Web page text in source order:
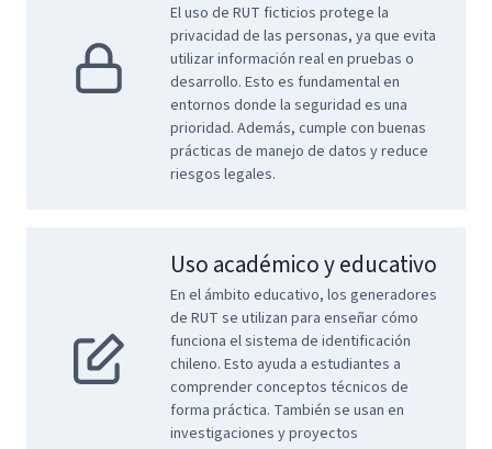
El uso de RUT ficticios protege la
privacidad de las personas, ya que evita
utilizar información real en pruebas o
desarrollo. Esto es fundamental en
entornos donde la seguridad es una
prioridad. Además, cumple con buenas
prácticas de manejo de datos y reduce
riesgos legales.
Uso académico y educativo
En el ámbito educativo, los generadores
de RUT se utilizan para enseñar cómo
funciona el sistema de identificación
chileno. Esto ayuda a estudiantes a
comprender conceptos técnicos de
forma práctica. También se usan en
investigaciones y proyectos